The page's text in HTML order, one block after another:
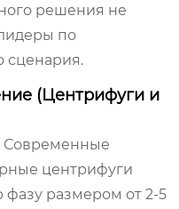
решения не
по
сценария.
(Центрифуги и
Современные
центрифуги
фазу размером от 2-5